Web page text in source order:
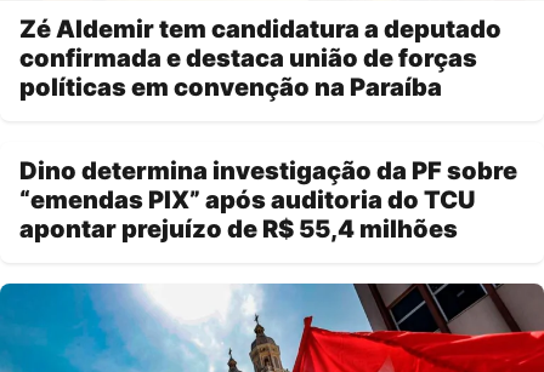
Zé Aldemir tem candidatura a deputado
confirmada e destaca união de forças
políticas em convenção na Paraíba
Dino determina investigação da PF sobre
“emendas PIX” após auditoria do TCU
apontar prejuízo de R$ 55,4 milhões